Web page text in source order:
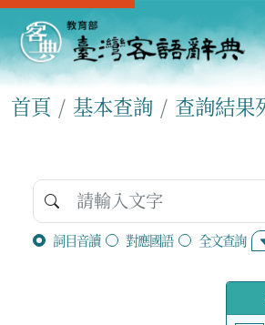
首頁 基本查詢 查詢結果
詞目音讀 對應國語 全文查詢